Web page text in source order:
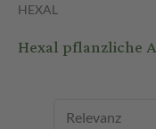
HEXAL
Hexal pflanzliche